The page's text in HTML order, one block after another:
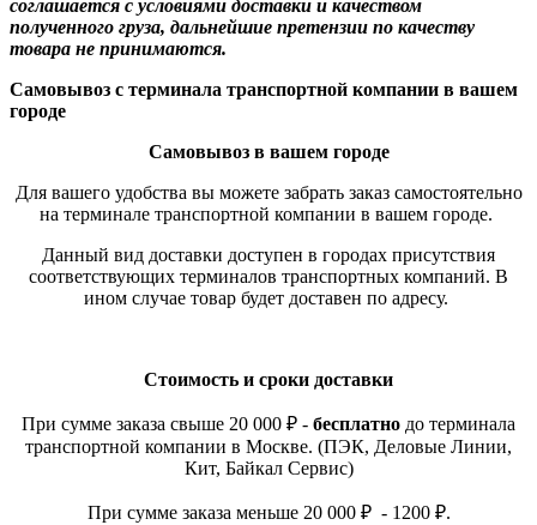
соглашается с условиями доставки и качеством
полученного груза, дальнейшие претензии по качеству
товара не принимаются.
Самовывоз с терминала транспортной компании в вашем
городе
Самовывоз в вашем городе
Для вашего удобства вы можете забрать заказ самостоятельно
на терминале транспортной компании в вашем городе.
Данный вид доставки доступен в городах присутствия
соответствующих терминалов транспортных компаний. В
ином случае товар будет доставен по адресу.
Стоимость и сроки доставки
При сумме заказа свыше 20 000 ₽ - бесплатно до терминала
транспортной компании в Москве. (ПЭК, Деловые Линии,
Кит, Байкал Сервис)
При сумме заказа меньше 20 000 ₽ - 1200 ₽.